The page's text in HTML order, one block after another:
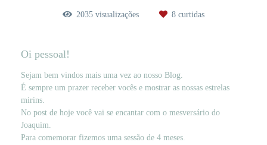
2035 visualizações 8 curtidas
Oi pessoal!
Sejam bem vindos mais uma vez ao nosso Blog.
É sempre um prazer receber vocês e mostrar as nossas estrelas
mirins.
No post de hoje você vai se encantar com o mesversário do
Joaquim.
Para comemorar fizemos uma sessão de 4 meses.